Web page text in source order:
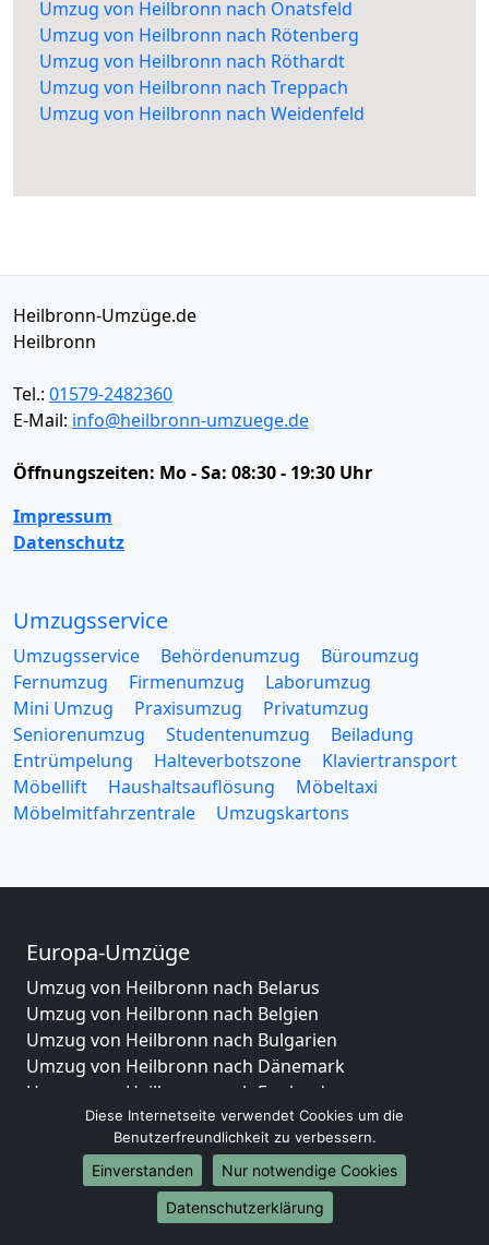
Umzug von Heilbronn nach Onatsfeld
Umzug von Heilbronn nach Rötenberg
Umzug von Heilbronn nach Röthardt
Umzug von Heilbronn nach Treppach
Umzug von Heilbronn nach Weidenfeld
Heilbronn-Umzüge.de
Heilbronn
Tel.: 01579-2482360
E-Mail: info@heilbronn-umzuege.de
Öffnungszeiten: Mo - Sa: 08:30 - 19:30 Uhr
Impressum
Datenschutz
Umzugsservice
Umzugsservice Behördenumzug
Büroumzug
Fernumzug
Firmenumzug
Laborumzug
Mini Umzug
Praxisumzug
Privatumzug
Seniorenumzug
Studentenumzug
Beiladung
Entrümpelung
Halteverbotszone
Klaviertransport
Möbellift
Haushaltsauflösung
Möbeltaxi
Möbelmitfahrzentrale
Umzugskartons
Europa-Umzüge
Umzug von Heilbronn nach Belarus
Umzug von Heilbronn nach Belgien
Umzug von Heilbronn nach Bulgarien
Umzug von Heilbronn nach Dänemark
Umzug von Heilbronn nach England
Umzug von Heilbronn nach Portugal
Umzug von Heilbronn nach Bosnien
und Herzegowina
Umzug von Heilbronn nach Irland
Umzug von Heilbronn nach Lettland
Diese Internetseite verwendet Cookies um die
Benutzerfreundlichkeit zu verbessern.
Einverstanden
Nur notwendige Cookies
Datenschutzerklärung